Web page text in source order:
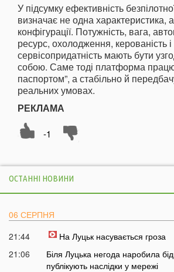
У підсумку ефективність
визначає не одна характеристика,
конфігурації. Потужність, вага,
ресурс, охолодження, керованість і
сервісопридатність мають бути
собою. Саме тоді платформа
паспортом”, а стабільно й
реальних умовах.
РЕКЛАМА
-1
ОСТАННІ НОВИНИ
06 СЕРПНЯ
21:44
На Луцьк насувається гроза
21:06
Біля Луцька негода наробила
публікують наслідки у мережі